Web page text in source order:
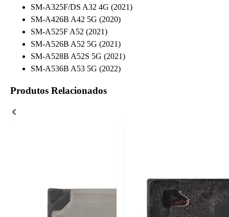
SM-A325F/DS A32 4G (2021)
SM-A426B A42 5G (2020)
SM-A525F A52 (2021)
SM-A526B A52 5G (2021)
SM-A528B A52S 5G (2021)
SM-A536B A53 5G (2022)
Produtos Relacionados